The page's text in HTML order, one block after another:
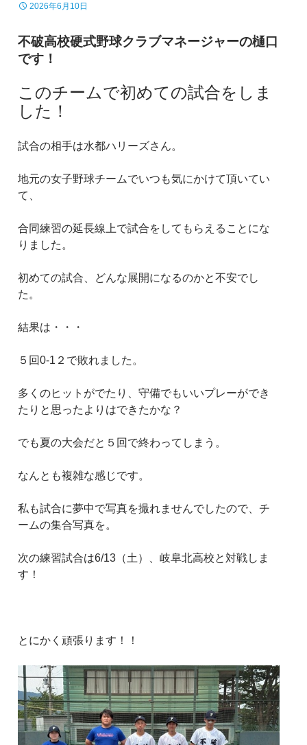
2026年6月10日
不破高校硬式野球クラブマネージャーの樋口
です！
このチームで初めての試合をしま
した！
試合の相手は水都ハリーズさん。
地元の女子野球チームでいつも気にかけて頂いてい
て、
合同練習の延長線上で試合をしてもらえることにな
りました。
初めての試合、どんな展開になるのかと不安でし
た。
結果は・・・
５回0-1２で敗れました。
多くのヒットがでたり、守備でもいいプレーができ
たりと思ったよりはできたかな？
でも夏の大会だと５回で終わってしまう。
なんとも複雑な感じです。
私も試合に夢中で写真を撮れませんでしたので、チ
ームの集合写真を。
次の練習試合は6/13（土）、岐阜北高校と対戦しま
す！
とにかく頑張ります！！